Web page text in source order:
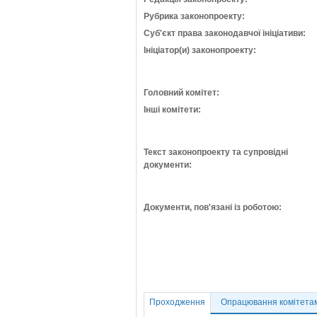
Рубрика законопроекту:
Суб'єкт права законодавчої ініціативи:
Ініціатор(и) законопроекту:
Головний комітет:
Інші комітети:
Текст законопроекту та супровідні
документи:
Документи, пов'язані із роботою:
Проходження Опрацювання